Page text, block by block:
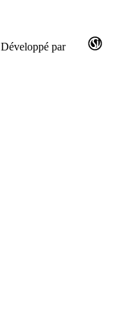
Développé par